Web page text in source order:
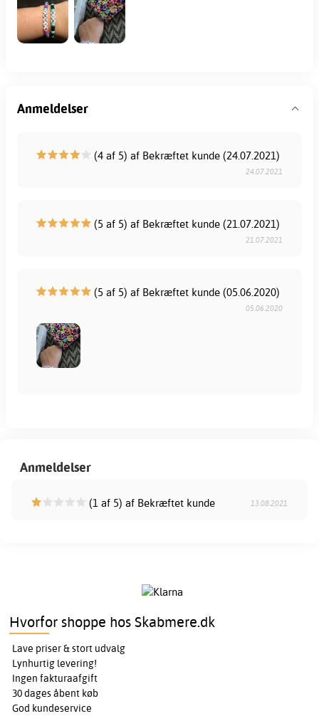
Anmeldelser
(4 af 5) af Bekræftet kunde (24.07.2021)
24.07.2021
(5 af 5) af Bekræftet kunde (21.07.2021)
21.07.2021
(5 af 5) af Bekræftet kunde (05.06.2020)
05.06.2020
Anmeldelser
(1 af 5) af Bekræftet kunde 13.08.2021
Hvorfor shoppe hos Skabmere.dk
Lave priser & stort udvalg
Lynhurtig levering!
Ingen fakturaafgift
30 dages åbent køb
God kundeservice